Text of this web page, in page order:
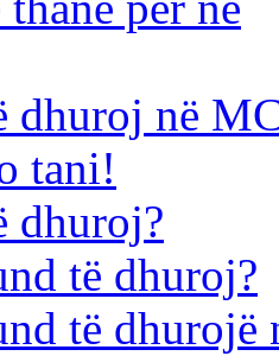
dhuroj në
tani!
dhuroj?
të dhuroj?
të dhurojë